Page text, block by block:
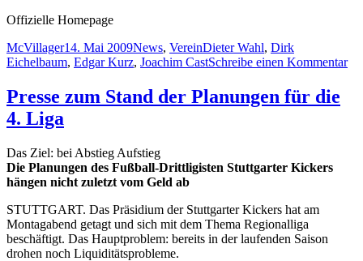
Offizielle Homepage
Autor
McVillagerVeröffentlicht
am
14. Mai 2009Kategorien
News, VereinSchlagwörter
Dieter Wahl, Dirk
Eichelbaum, Edgar Kurz, Joachim CastSchreibe einen Kommentarzu
Presse zum Stand der Planungen für die
4. Liga
Das Ziel: bei Abstieg Aufstieg
Die Planungen des Fußball-Drittligisten Stuttgarter Kickers
hängen nicht zuletzt vom Geld ab
STUTTGART. Das Präsidium der Stuttgarter Kickers hat am
Montagabend getagt und sich mit dem Thema Regionalliga
beschäftigt. Das Hauptproblem: bereits in der laufenden Saison
drohen noch Liquiditätsprobleme.